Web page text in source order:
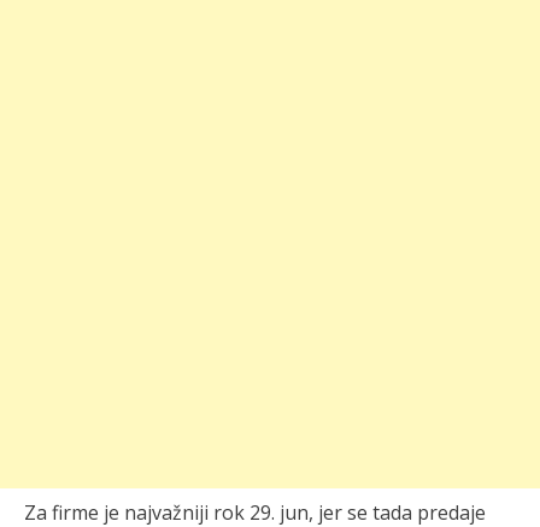
Za firme je najvažniji rok 29. jun, jer se tada predaje